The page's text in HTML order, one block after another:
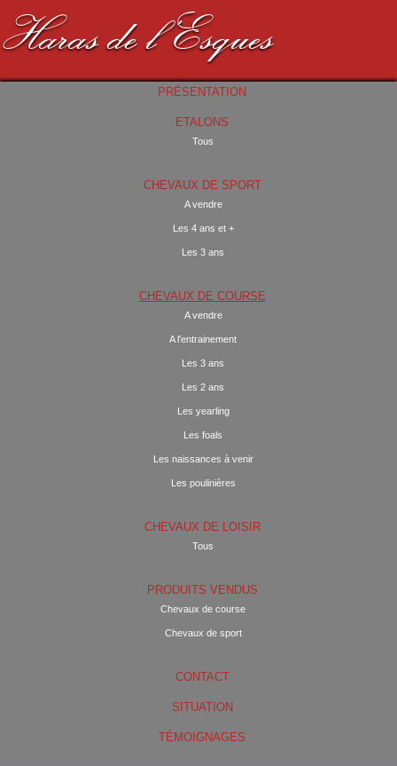
Haras de l'Esques
PRÉSENTATION
ETALONS
Tous
CHEVAUX DE SPORT
A vendre
Les 4 ans et +
Les 3 ans
CHEVAUX DE COURSE
A vendre
A l'entrainement
Les 3 ans
Les 2 ans
Les yearling
Les foals
Les naissances à venir
Les poulinières
CHEVAUX DE LOISIR
Tous
PRODUITS VENDUS
Chevaux de course
Chevaux de sport
CONTACT
SITUATION
TÉMOIGNAGES